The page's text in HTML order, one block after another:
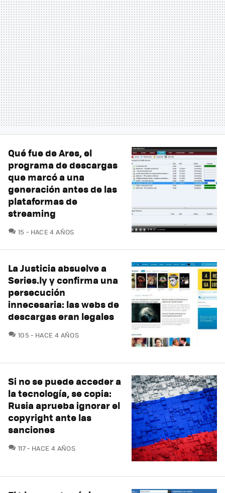
Qué fue de Ares, el
programa de descargas
que marcó a una
generación antes de las
plataformas de
streaming
15 COMENTARIOS
HACE 4 AÑOS
La Justicia absuelve a
Series.ly y confirma una
persecución
innecesaria: las webs de
descargas eran legales
105 COMENTARIOS
HACE 4 AÑOS
Si no se puede acceder a
la tecnología, se copia:
Rusia aprueba ignorar el
copyright ante las
sanciones
117COMENTARIOS
HACE 4 AÑOS